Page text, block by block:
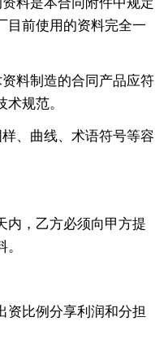
目前使用的资料完全一
料制造的合同产品应符
规范。
、曲线、术语符号等容
内，乙方必须向甲方提
资比例分享利润和分担